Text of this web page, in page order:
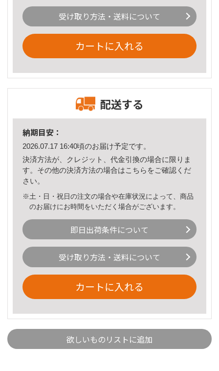
受け取り方法・送料について
カートに入れる
配送する
納期目安：
2026.07.17 16:40頃のお届け予定です。
決済方法が、クレジット、代金引換の場合に限りま
す。その他の決済方法の場合はこちら をご確認くだ
さい。
※土・日・祝日の注文の場合や在庫状況によって、商品
のお届けにお時間をいただく場合がございます。
即日出荷条件について
受け取り方法・送料について
カートに入れる
欲しいものリストに追加